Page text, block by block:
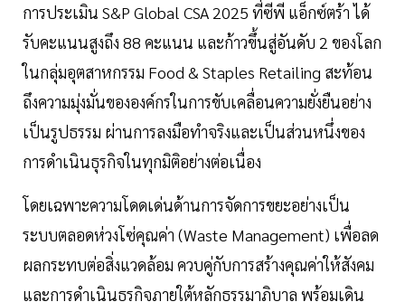
การประเมิน S&P Global CSA 2025 ที่ซีพี แอ็กซ์ตร้า ได้
รับคะแนนสูงถึง 88 คะแนน และก้าวขึ้นสู่อันดับ 2 ของโลก
ในกลุ่มอุตสาหกรรม Food & Staples Retailing สะท้อน
ถึงความมุ่งมั่นขององค์กรในการขับเคลื่อนความยั่งยืนอย่าง
เป็นรูปธรรม ผ่านการลงมือทำจริงและเป็นส่วนหนึ่งของ
การดำเนินธุรกิจในทุกมิติอย่างต่อเนื่อง
โดยเฉพาะความโดดเด่นด้านการจัดการขยะอย่างเป็น
ระบบตลอดห่วงโซ่คุณค่า (Waste Management) เพื่อลด
ผลกระทบต่อสิ่งแวดล้อม ควบคู่กับการสร้างคุณค่าให้สังคม
และการดำเนินธุรกิจภายใต้หลักธรรมาภิบาล พร้อมเดิน